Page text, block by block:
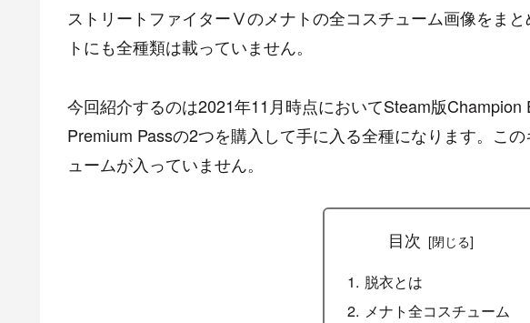
ストリートファイターⅤのメナトの全コスチューム画像をまと